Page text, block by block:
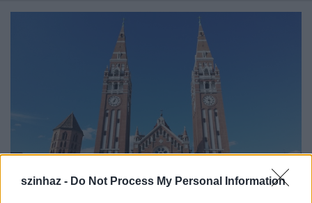
szinhaz - Do Not Process My Personal Information